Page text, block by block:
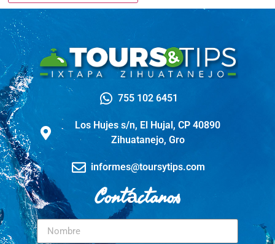
755 102 6451
Los Hujes s/n, El Hujal, CP 40890
Zihuatanejo, Gro
informes@toursytips.com
Contáctanos